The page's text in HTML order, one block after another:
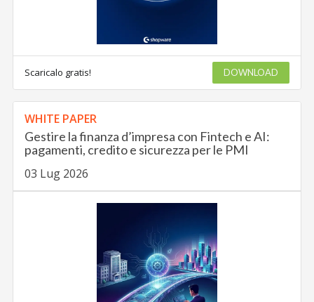
Scaricalo gratis! DOWNLOAD
WHITE PAPER
Gestire la finanza d’impresa con Fintech e AI:
pagamenti, credito e sicurezza per le PMI
03 Lug 2026